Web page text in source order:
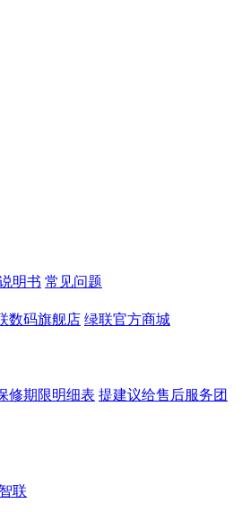
明书 常见问题
数码旗舰店 绿联官方商城
修期限明细表 提建议给售后服务团
联